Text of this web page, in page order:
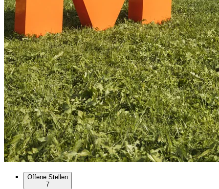
Offene Stellen
7